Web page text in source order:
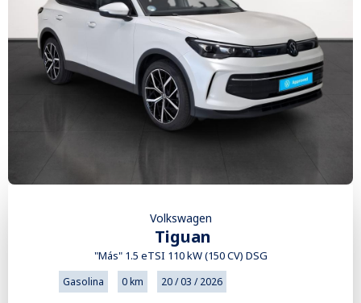
Volkswagen
Tiguan
"Más" 1.5 eTSI 110 kW (150 CV) DSG
Gasolina 0 km 20 / 03 / 2026